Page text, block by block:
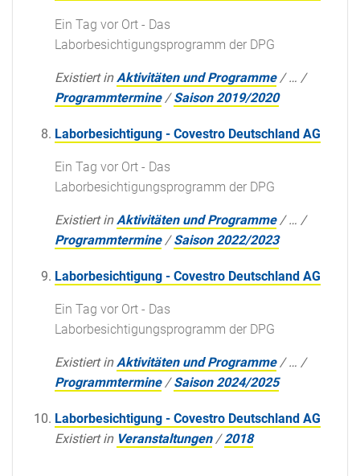
Ein Tag vor Ort - Das
Laborbesichtigungsprogramm der DPG
Existiert in Aktivitäten und Programme /… /
Programmtermine /Saison 2019/2020
Laborbesichtigung - Covestro Deutschland AG
Ein Tag vor Ort - Das
Laborbesichtigungsprogramm der DPG
Existiert in Aktivitäten und Programme /… /
Programmtermine /Saison 2022/2023
Laborbesichtigung - Covestro Deutschland AG
Ein Tag vor Ort - Das
Laborbesichtigungsprogramm der DPG
Existiert in Aktivitäten und Programme /… /
Programmtermine /Saison 2024/2025
Laborbesichtigung - Covestro Deutschland AG
Existiert in Veranstaltungen /2018